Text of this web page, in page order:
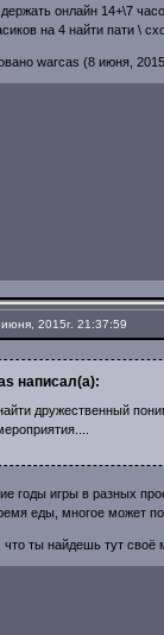
онлайн 14+\7
на 4 найти пати \
warcas (8 июня,
2015г. 21:37:59
написал(а):
дружественный
годы игры в разных
еды, многое может
что ты найдешь тут своё